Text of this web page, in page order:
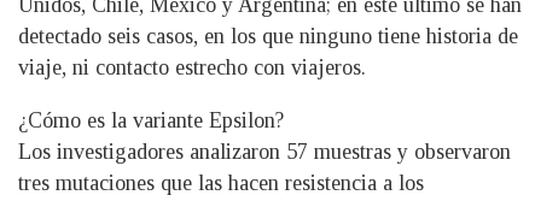
Unidos, Chile, México y Argentina; en este último se han
detectado seis casos, en los que ninguno tiene historia de
viaje, ni contacto estrecho con viajeros.
¿Cómo es la variante Epsilon?
Los investigadores analizaron 57 muestras y observaron
tres mutaciones que las hacen resistencia a los